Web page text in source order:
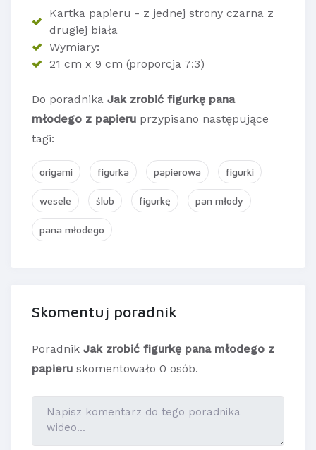
Kartka papieru - z jednej strony czarna z
drugiej biała
Wymiary:
21 cm x 9 cm (proporcja 7:3)
Do poradnika Jak zrobić figurkę pana
młodego z papieru przypisano następujące
tagi:
origami figurka papierowa figurki
wesele ślub figurkę pan młody
pana młodego
Skomentuj poradnik
Poradnik Jak zrobić figurkę pana młodego z
papieru skomentowało 0 osób.